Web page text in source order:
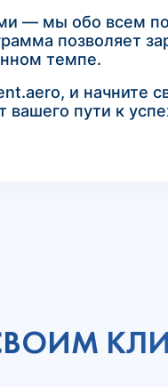
— мы обо всем
позволяет
темпе.
и начните
пути к